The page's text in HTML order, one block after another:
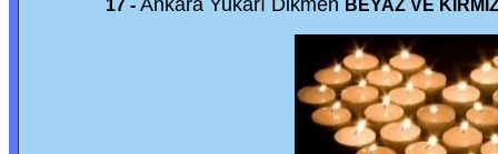
17 - Ankara Yukarı Dikmen BEYAZ VE